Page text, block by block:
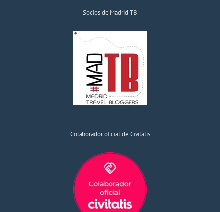
Socios de Madrid TB
Colaborador oficial de Civitatis